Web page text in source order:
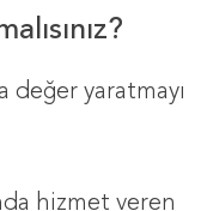
değer yaratmayı
hizmet veren